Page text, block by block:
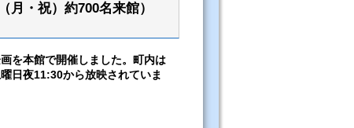
・祝）約700名来館）
を本館で開催しました。町内は
日夜11:30から放映されていま